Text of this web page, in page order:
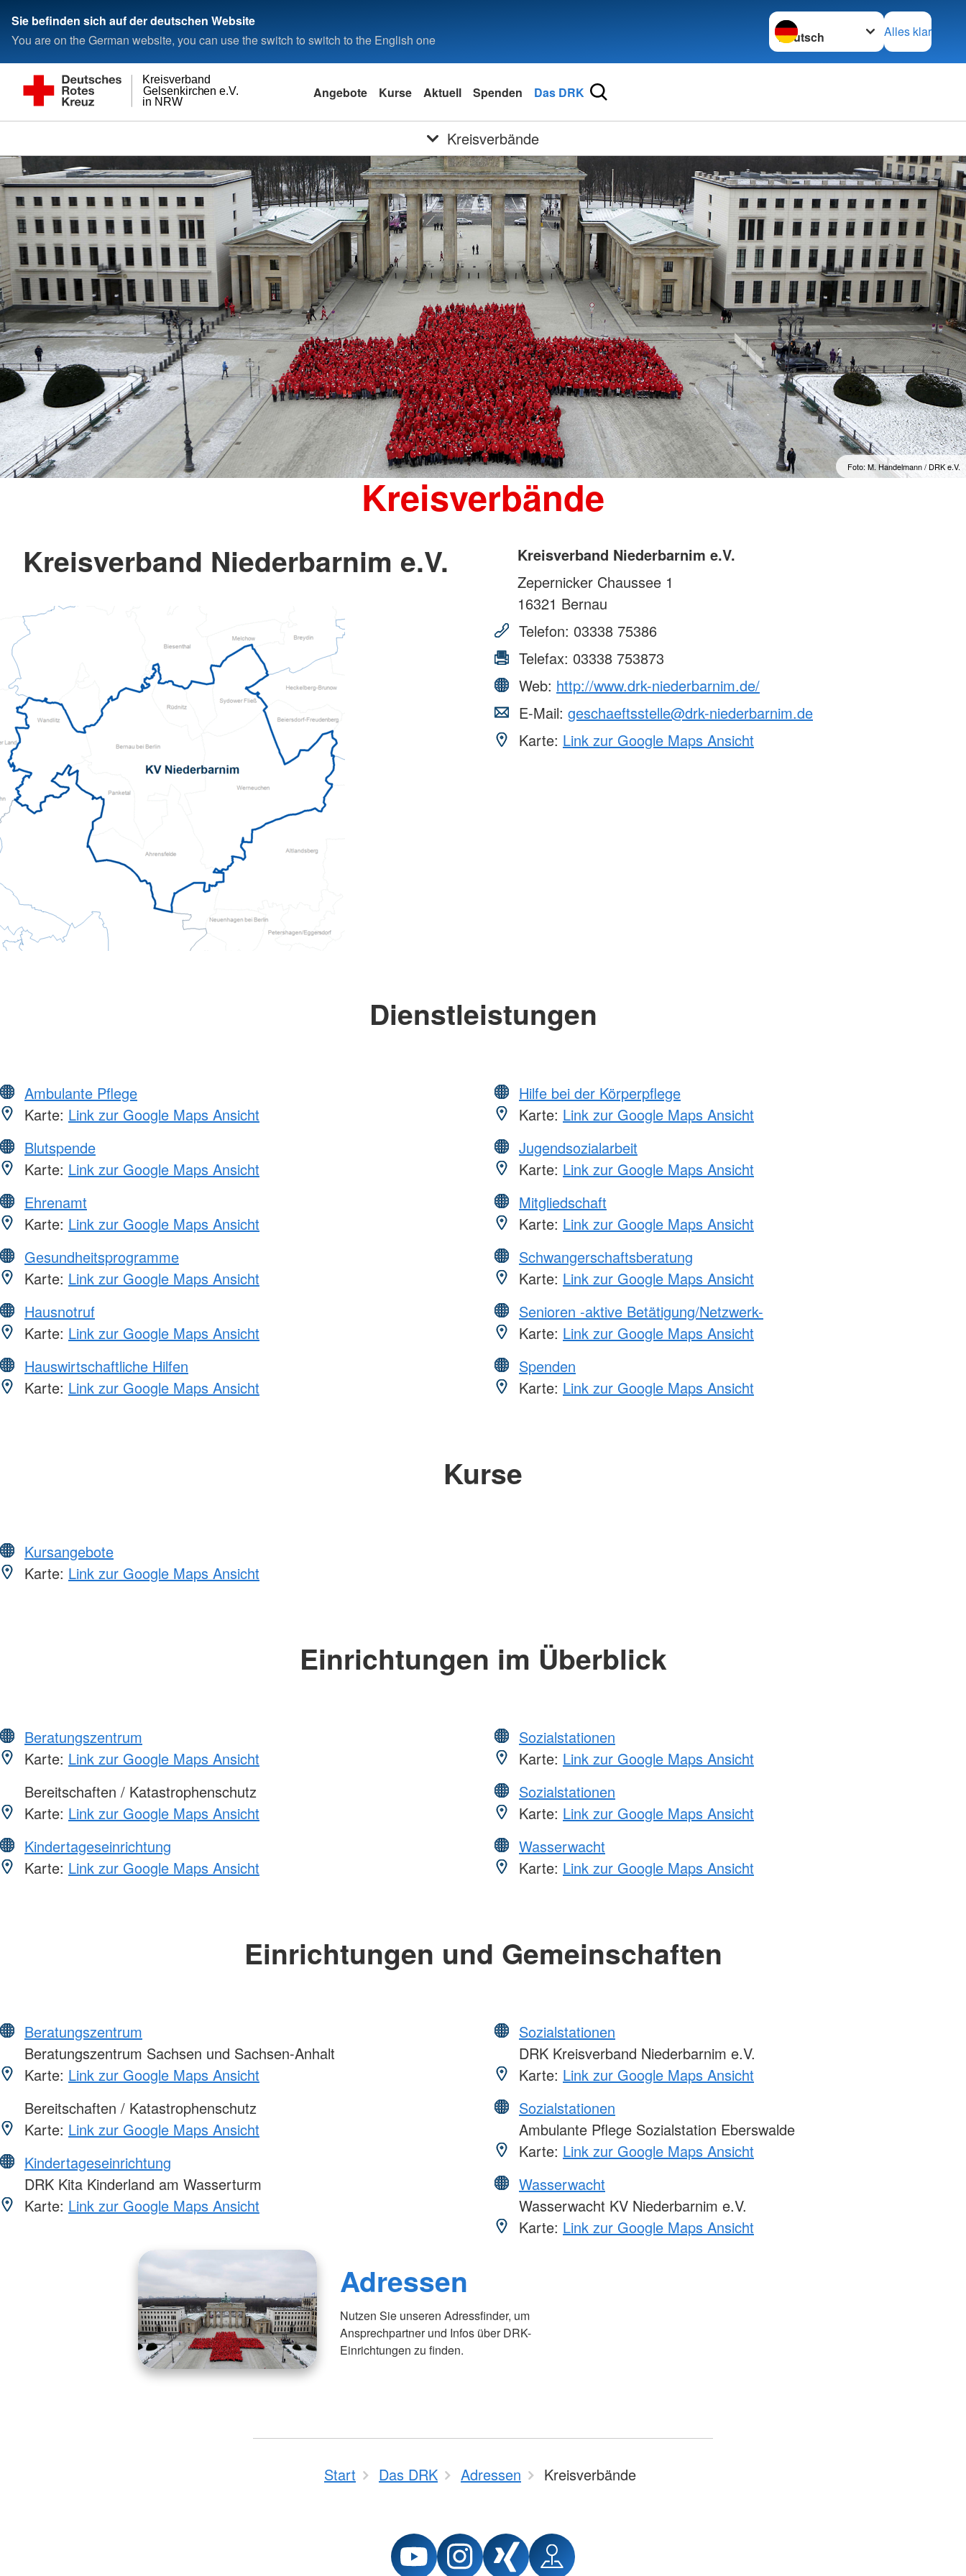
Sie befinden sich auf der deutschen Website
You are on the German website, you can use the switch to switch to the English one
Sprache wechseln zu
Alles klar
in NRW
Gelsenkirchen e.V.
Kreisverband
Angebote Kurse Aktuell Spenden Das DRK
Kreisverbände
Foto: M. Handelmann / DRK e.V.
Kreisverbände
Kreisverband Niederbarnim e.V.
Kreisverband Niederbarnim e.V.
Zepernicker Chaussee 1
16321 Bernau
Telefon: 03338 75386
Telefax: 03338 753873
Web: http://www.drk-niederbarnim.de/
E-Mail: geschaeftsstelle@drk-niederbarnim.de
Karte: Link zur Google Maps Ansicht
Dienstleistungen
Ambulante Pflege
Karte: Link zur Google Maps Ansicht
Blutspende
Karte: Link zur Google Maps Ansicht
Ehrenamt
Karte: Link zur Google Maps Ansicht
Gesundheitsprogramme
Karte: Link zur Google Maps Ansicht
Hausnotruf
Karte: Link zur Google Maps Ansicht
Hauswirtschaftliche Hilfen
Karte: Link zur Google Maps Ansicht
Hilfe bei der Körperpflege
Karte: Link zur Google Maps Ansicht
Jugendsozialarbeit
Karte: Link zur Google Maps Ansicht
Mitgliedschaft
Karte: Link zur Google Maps Ansicht
Schwangerschaftsberatung
Karte: Link zur Google Maps Ansicht
Senioren -aktive Betätigung/Netzwerk-
Karte: Link zur Google Maps Ansicht
Spenden
Karte: Link zur Google Maps Ansicht
Kurse
Kursangebote
Karte: Link zur Google Maps Ansicht
Einrichtungen im Überblick
Beratungszentrum
Karte: Link zur Google Maps Ansicht
Bereitschaften / Katastrophenschutz
Karte: Link zur Google Maps Ansicht
Kindertageseinrichtung
Karte: Link zur Google Maps Ansicht
Sozialstationen
Karte: Link zur Google Maps Ansicht
Sozialstationen
Karte: Link zur Google Maps Ansicht
Wasserwacht
Karte: Link zur Google Maps Ansicht
Einrichtungen und Gemeinschaften
Beratungszentrum
Beratungszentrum Sachsen und Sachsen-Anhalt
Karte: Link zur Google Maps Ansicht
Bereitschaften / Katastrophenschutz
Karte: Link zur Google Maps Ansicht
Kindertageseinrichtung
DRK Kita Kinderland am Wasserturm
Karte: Link zur Google Maps Ansicht
Sozialstationen
DRK Kreisverband Niederbarnim e.V.
Karte: Link zur Google Maps Ansicht
Sozialstationen
Ambulante Pflege Sozialstation Eberswalde
Karte: Link zur Google Maps Ansicht
Wasserwacht
Wasserwacht KV Niederbarnim e.V.
Karte: Link zur Google Maps Ansicht
Adressen
Nutzen Sie unseren Adressfinder, um
Ansprechpartner und Infos über DRK-
Einrichtungen zu finden.
Start Das DRK Adressen Kreisverbände